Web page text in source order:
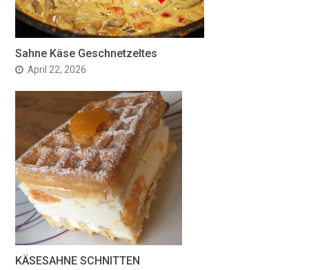
Sahne Käse Geschnetzeltes
April 22, 2026
KÄSESAHNE SCHNITTEN